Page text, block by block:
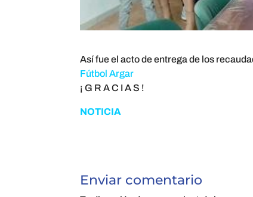
Así fue el acto de entrega de los
Fútbol Argar
¡ G R A C I A S !
NOTICIA
Enviar comentario